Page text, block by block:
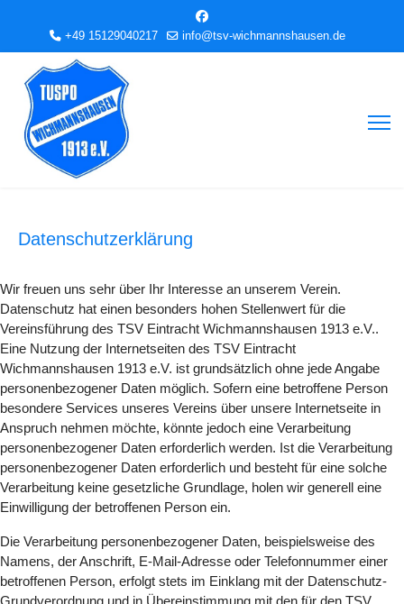
+49 15129040217 info@tsv-wichmannshausen.de
Datenschutzerklärung
Wir freuen uns sehr über Ihr Interesse an unserem Verein.
Datenschutz hat einen besonders hohen Stellenwert für die
Vereinsführung des TSV Eintracht Wichmannshausen 1913 e.V..
Eine Nutzung der Internetseiten des TSV Eintracht
Wichmannshausen 1913 e.V. ist grundsätzlich ohne jede Angabe
personenbezogener Daten möglich. Sofern eine betroffene Person
besondere Services unseres Vereins über unsere Internetseite in
Anspruch nehmen möchte, könnte jedoch eine Verarbeitung
personenbezogener Daten erforderlich werden. Ist die Verarbeitung
personenbezogener Daten erforderlich und besteht für eine solche
Verarbeitung keine gesetzliche Grundlage, holen wir generell eine
Einwilligung der betroffenen Person ein.
Die Verarbeitung personenbezogener Daten, beispielsweise des
Namens, der Anschrift, E-Mail-Adresse oder Telefonnummer einer
betroffenen Person, erfolgt stets im Einklang mit der Datenschutz-
Grundverordnung und in Übereinstimmung mit den für den TSV